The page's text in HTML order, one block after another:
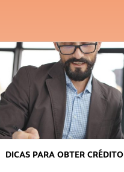
DICAS PARA OBTER CRÉDITO